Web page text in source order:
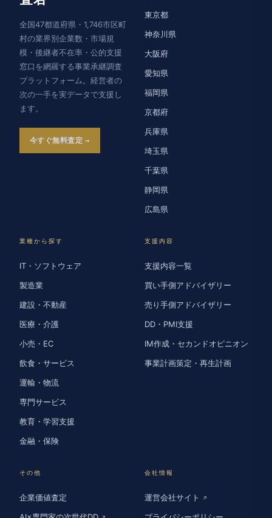
全国47都道府県・1,746市区町
村の業界別企業数・市場規
模・後継者不在率・公的支援
窓口を網羅する事業承継調査
プラットフォーム。経営者の
次の一手を実データで支援し
ます。
今すぐ無料査定
東京都
神奈川県
大阪府
愛知県
福岡県
京都府
兵庫県
埼玉県
千葉県
静岡県
広島県
業種から探す
IT・ソフトウェア
製造業
建設・不動産
医療・介護
小売・EC
飲食・サービス
運輸・物流
専門サービス
教育・学習支援
金融・保険
支援内容
支援内容一覧
買い手側アドバイザリー
売り手側アドバイザリー
DD・PMI支援
IM作成・セカンドオピニオン
事業計画策定・再生計画
その他
企業価値査定
会社情報
運営会社サイト ↗